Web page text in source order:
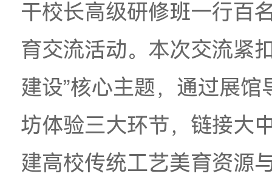
为落实广东省新强师
展，6月5日，由华南
干校长高级研修班一
育交流活动。本次交